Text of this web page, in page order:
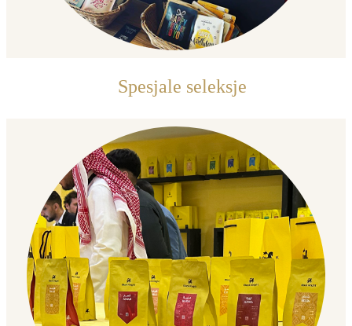
Spesjale seleksje